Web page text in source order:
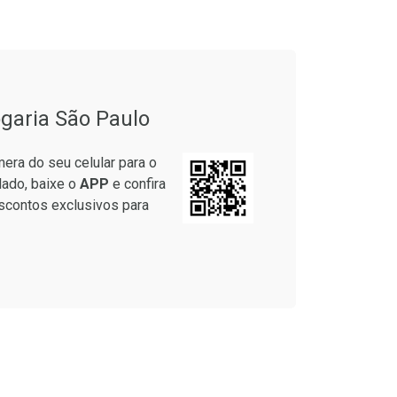
São Paulo
do seu celular para o
baixe o APP e confira
exclusivos para